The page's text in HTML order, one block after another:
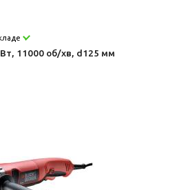
11000 об/хв, d125 мм